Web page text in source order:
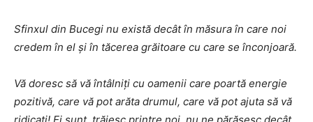
Sfinxul din Bucegi nu există decât în măsura în care noi
credem în el și în tăcerea grăitoare cu care se înconjoară.
Vă doresc să vă întâlniți cu oamenii care poartă energie
pozitivă, care vă pot arăta drumul, care vă pot ajuta să vă
ridicați! Ei sunt, trăiesc printre noi, nu ne părăsesc decât